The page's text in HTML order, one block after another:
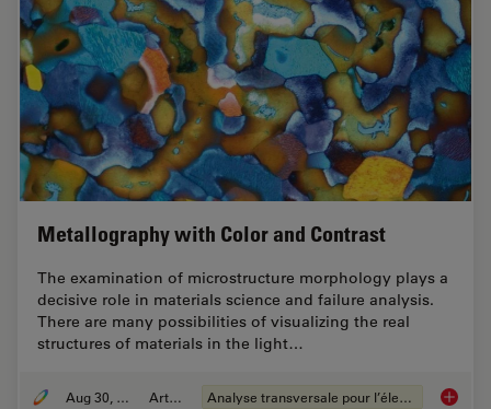
Metallography with Color and Contrast
The examination of microstructure morphology plays a
decisive role in materials science and failure analysis.
There are many possibilities of visualizing the real
structures of materials in the light…
Aug 30, 2011 Article Analyse transversale pour l’électronique